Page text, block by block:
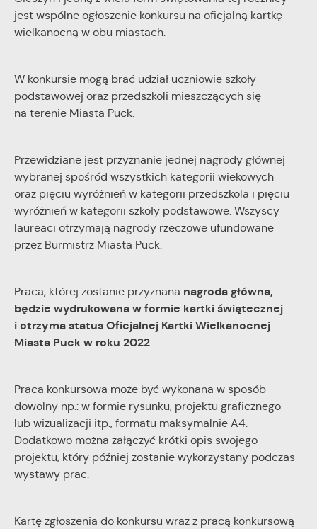
jest wspólne ogłoszenie konkursu na oficjalną kartkę
wielkanocną w obu miastach.
W konkursie mogą brać udział uczniowie szkoły
podstawowej oraz przedszkoli mieszczących się
na terenie Miasta Puck.
Przewidziane jest przyznanie jednej nagrody głównej
wybranej spośród wszystkich kategorii wiekowych
oraz pięciu wyróżnień w kategorii przedszkola i pięciu
wyróżnień w kategorii szkoły podstawowe. Wszyscy
laureaci otrzymają nagrody rzeczowe ufundowane
przez Burmistrz Miasta Puck.
Praca, której zostanie przyznana nagroda główna,
będzie wydrukowana w formie kartki świątecznej
i otrzyma status Oficjalnej Kartki Wielkanocnej
Miasta Puck w roku 2022.
Praca konkursowa może być wykonana w sposób
dowolny np.: w formie rysunku, projektu graficznego
lub wizualizacji itp., formatu maksymalnie A4.
Dodatkowo można załączyć krótki opis swojego
projektu, który później zostanie wykorzystany podczas
wystawy prac.
Kartę zgłoszenia do konkursu wraz z pracą konkursową
cookies gwarantuje dostępność wszystkich funkcjonalności.
partnerów.
Twoich zwyczajów dotyczących przeglądanej witryny
internetowej. Treści promocyjne mogą pojawić się na
stronach podmiotów trzecich lub firm będących naszymi
partnerami oraz innych dostawców usług. Firmy te działają w
społecznościowych.